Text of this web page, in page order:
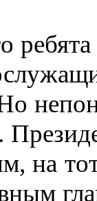
на